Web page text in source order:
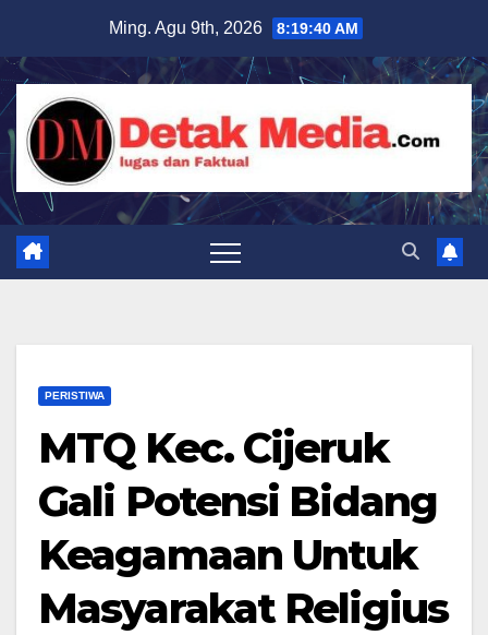
content
Ming. Agu 9th, 2026 8:19:42 AM
PERISTIWA
MTQ Kec. Cijeruk
Gali Potensi Bidang
Keagamaan Untuk
Masyarakat Religius